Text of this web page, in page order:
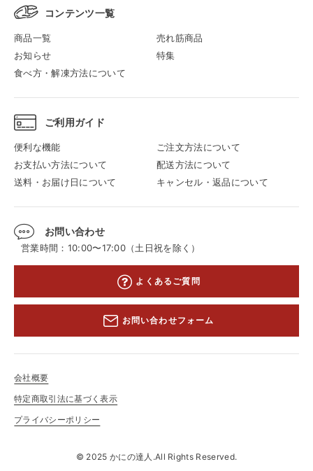
コンテンツ一覧
商品一覧
売れ筋商品
お知らせ
特集
食べ方・解凍方法について
ご利用ガイド
便利な機能
ご注文方法について
お支払い方法について
配送方法について
送料・お届け日について
キャンセル・返品について
お問い合わせ
営業時間：10:00〜17:00（土日祝を除く）
よくあるご質問
お問い合わせフォーム
会社概要
特定商取引法に基づく表示
プライバシーポリシー
© 2025 かにの達人.All Rights Reserved.